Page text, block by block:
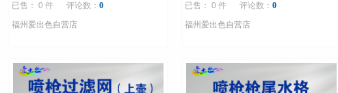
已售： 0 件 评论数： 0
福州爱出色自营店
已售： 0 件 评论数： 0
福州爱出色自营店